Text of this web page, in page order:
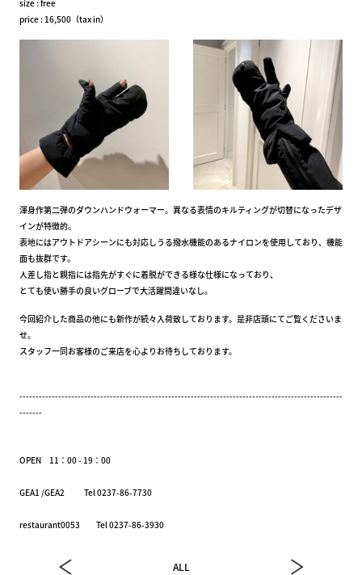
size : free
price : 16,500（tax in）
渾身作第二弾のダウンハンドウォーマー。異なる表情のキルティングが切替になったデザ
インが特徴的。
表地にはアウトドアシーンにも対応しうる撥水機能のあるナイロンを使用しており、機能
面も抜群です。
人差し指と親指には指先がすぐに着脱ができる様な仕様になっており、
とても使い勝手の良いグローブで大活躍間違いなし。
今回紹介した商品の他にも新作が続々入荷致しております。是非店頭にてご覧くださいま
せ。
スタッフ一同お客様のご来店を心よりお待ちしております。
----------------------------------------------------------------------------------------------------
-------
OPEN 11：00 - 19：00
GEA1 /GEA2 Tel 0237-86-7730
restaurant0053 Tel 0237-86-3930
ALL